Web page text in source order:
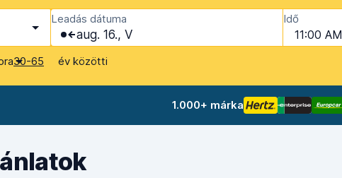
Leadás dátuma
aug. 16., V
Idő
11:00 AM
30-65 év közötti
1.000+ márka